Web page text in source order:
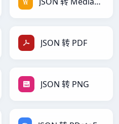
JSON 转 PDF
JSON 转 PNG